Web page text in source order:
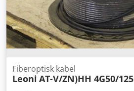
Fiberoptisk kabel
Leoni AT-V/ZN)HH 4G50/125